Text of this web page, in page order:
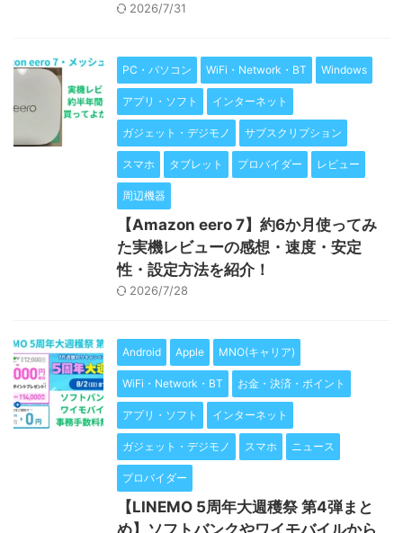
2026/7/31
PC・パソコン WiFi・Network・BT Windows
アプリ・ソフト インターネット
ガジェット・デジモノ サブスクリプション
スマホ タブレット プロバイダー レビュー
周辺機器
【Amazon eero 7】約6か月使ってみ
た実機レビューの感想・速度・安定
性・設定方法を紹介！
2026/7/28
Android Apple MNO(キャリア)
WiFi・Network・BT お金・決済・ポイント
アプリ・ソフト インターネット
ガジェット・デジモノ スマホ ニュース
プロバイダー
【LINEMO 5周年大週穫祭 第4弾まと
め】ソフトバンクやワイモバイルから